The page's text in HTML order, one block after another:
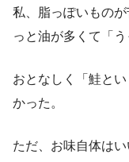
私、脂っぽいもの
っと油が多くて「う
おとなしく「鮭と
かった。
ただ、お味自体はい